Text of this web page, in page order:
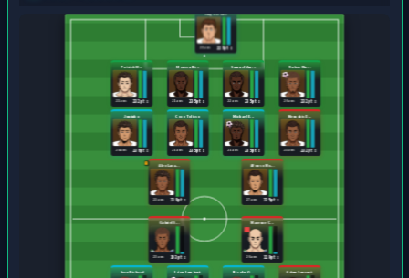
228 pts
21 ans
Patrick M...
232 pts
21 ans
Moussa Ni...
235 pts
21 ans
Samuel Um...
235 pts
22 ans
Ruben Klu...
232 pts
26 ans
Juninho
236 pts
24 ans
Coco Tolisso
235 pts
21 ans
Michael E...
235 pts
21 ans
Memphis D...
232 pts
21 ans
Alex Laca...
238 pts
23 ans
Afonso Mo...
235 pts
27 ans
Jean Richard Léon Lambert Nicolas G... Adam Laurent
Gabriel S...
103 pts
23 ans
Maxence C...
119 pts
26 ans